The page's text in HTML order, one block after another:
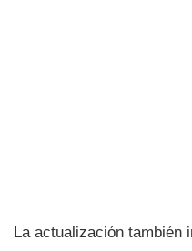
La actualización también